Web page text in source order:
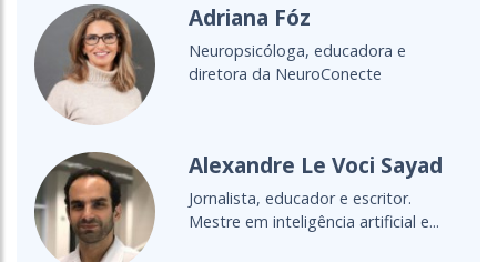
Adriana Fóz
Neuropsicóloga, educadora e
diretora da NeuroConecte
Alexandre Le Voci Sayad
Jornalista, educador e escritor.
Mestre em inteligência artificial e...